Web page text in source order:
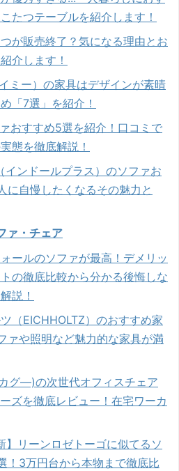
たつテーブルを紹介します！
が販売終了？気になる理由とお
介します！
ミー）の家具はデザインが素晴
「7選」を紹介！
おすすめ5選を紹介！口コミで
態を徹底解説！
インドールプラス）のソファお
に自慢したくなるその魅力と
ァ・チェア
ールのソファが最高！デメリッ
トの徹底比較から分かる後悔しな
説！
（EICHHOLTZ）のおすすめ家
ァや照明など魅力的な家具が満
グ―)の次世代オフィスチェア
ズを徹底レビュー！在宅ワーカ
】リーンロゼトーゴに似てるソ
！3万円台から本物まで徹底比